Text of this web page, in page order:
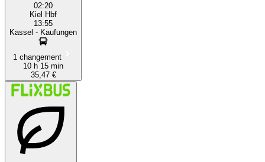
02:20
Kiel Hbf
13:55
Kassel - Kaufungen
1 changement
10 h 15 min
35,47 €